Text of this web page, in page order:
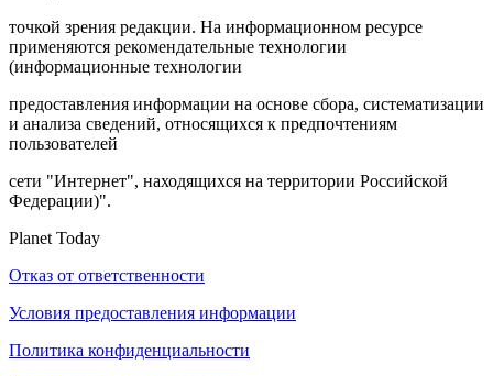
точкой зрения редакции. На информационном ресурсе
применяются рекомендательные технологии
(информационные технологии
предоставления информации на основе сбора, систематизации
и анализа сведений, относящихся к предпочтениям
пользователей
сети "Интернет", находящихся на территории Российской
Федерации)".
Planet Today
Отказ от ответственности
Условия предоставления информации
Политика конфиденциальности